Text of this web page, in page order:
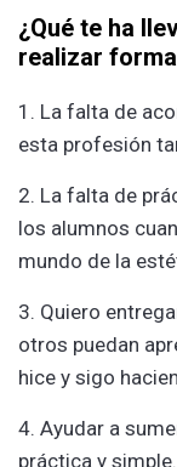
¿Qué te ha
realizar
1. La falta de
esta profesión
2. La falta de
los alumnos
mundo de la
3. Quiero
otros puedan
hice y sigo
4. Ayudar a
práctica y simple.